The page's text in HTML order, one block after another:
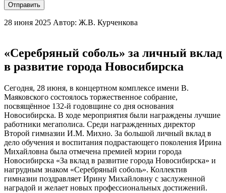
Отправить
28 июня 2025 Автор: Ж.В. Курченкова
«Серебряный соболь» за личный вклад
в развитие города Новосибирска
Сегодня, 28 июня, в концертном комплексе имени В.
Маяковского состоялось торжественное собрание,
посвящённое 132-й годовщине со дня основания
Новосибирска. В ходе мероприятия были награждены лучшие
работники мегаполиса. Среди награжденных директор
Второй гимназии И.М. Михно. За большой личный вклад в
дело обучения и воспитания подрастающего поколения Ирина
Михайловна была отмечена премией мэрии города
Новосибирска «За вклад в развитие города Новосибирска» и
нагрудным знаком «Серебряный соболь». Коллектив
гимназии поздравляет Ирину Михайловну с заслуженной
наградой и желает новых профессиональных достижений.